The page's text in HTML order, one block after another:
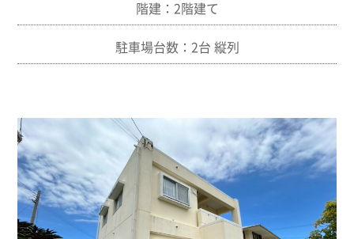
階建：2階建て
駐車場台数：2台 縦列